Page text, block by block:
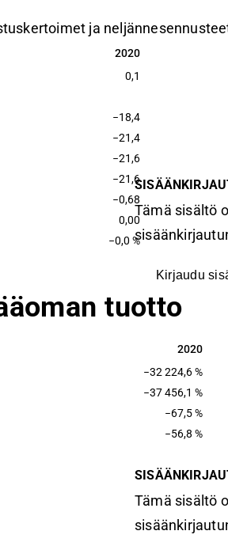
ja
2020
2020
0,1
−18,4
−21,4
−21,6
−21,6
−0,68
0,00
−0,0 %
Tämä sisältö
Kirjaudu
tuotto
2020
2020
−32 224,6 %
−37 456,1 %
−67,5 %
−56,8 %
Tämä sisältö